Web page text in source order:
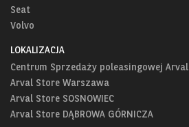
Seat
Volvo
LOKALIZACJA
Centrum Sprzedaży poleasingowej Arval
Arval Store Warszawa
Arval Store SOSNOWIEC
Arval Store DĄBROWA GÓRNICZA